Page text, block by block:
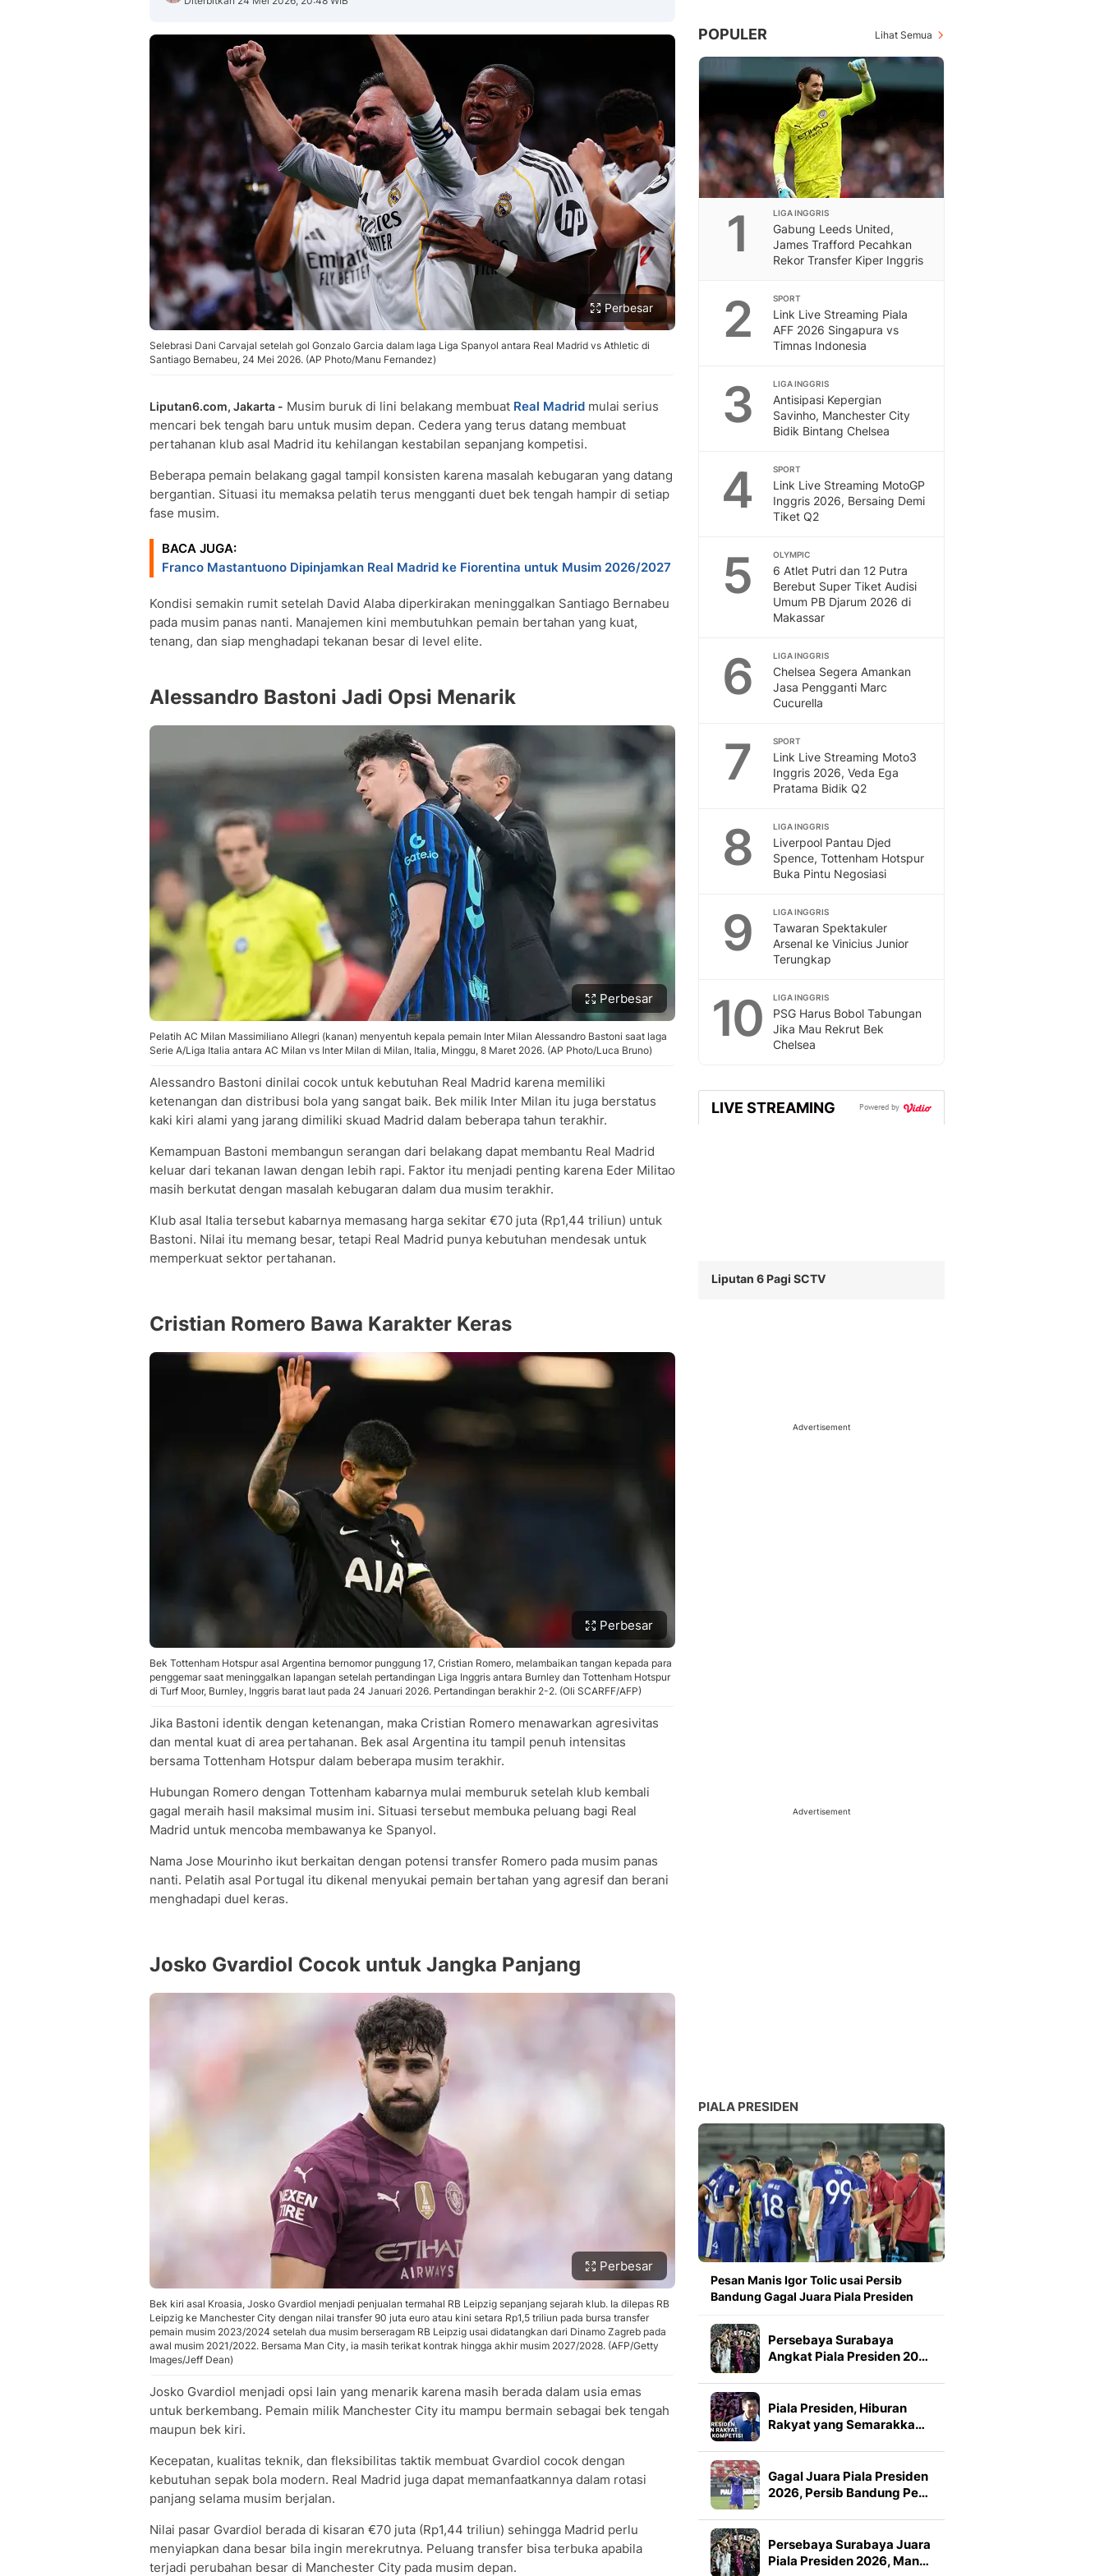
Perbesar
Selebrasi Dani Carvajal setelah gol Gonzalo Garcia dalam laga Liga Spanyol antara Real Madrid vs Athletic di
Santiago Bernabeu, 24 Mei 2026. (AP Photo/Manu Fernandez)
Liputan6.com, Jakarta - Musim buruk di lini belakang membuat Real Madrid mulai serius
mencari bek tengah baru untuk musim depan. Cedera yang terus datang membuat
pertahanan klub asal Madrid itu kehilangan kestabilan sepanjang kompetisi.
Beberapa pemain belakang gagal tampil konsisten karena masalah kebugaran yang datang
bergantian. Situasi itu memaksa pelatih terus mengganti duet bek tengah hampir di setiap
fase musim.
BACA JUGA:
Franco Mastantuono Dipinjamkan Real Madrid ke Fiorentina untuk Musim 2026/2027
Kondisi semakin rumit setelah David Alaba diperkirakan meninggalkan Santiago Bernabeu
pada musim panas nanti. Manajemen kini membutuhkan pemain bertahan yang kuat,
tenang, dan siap menghadapi tekanan besar di level elite.
Alessandro Bastoni Jadi Opsi Menarik
Perbesar
Pelatih AC Milan Massimiliano Allegri (kanan) menyentuh kepala pemain Inter Milan Alessandro Bastoni saat laga
Serie A/Liga Italia antara AC Milan vs Inter Milan di Milan, Italia, Minggu, 8 Maret 2026. (AP Photo/Luca Bruno)
Alessandro Bastoni dinilai cocok untuk kebutuhan Real Madrid karena memiliki
ketenangan dan distribusi bola yang sangat baik. Bek milik Inter Milan itu juga berstatus
kaki kiri alami yang jarang dimiliki skuad Madrid dalam beberapa tahun terakhir.
Kemampuan Bastoni membangun serangan dari belakang dapat membantu Real Madrid
keluar dari tekanan lawan dengan lebih rapi. Faktor itu menjadi penting karena Eder Militao
masih berkutat dengan masalah kebugaran dalam dua musim terakhir.
Klub asal Italia tersebut kabarnya memasang harga sekitar €70 juta (Rp1,44 triliun) untuk
Bastoni. Nilai itu memang besar, tetapi Real Madrid punya kebutuhan mendesak untuk
memperkuat sektor pertahanan.
Cristian Romero Bawa Karakter Keras
Perbesar
Bek Tottenham Hotspur asal Argentina bernomor punggung 17, Cristian Romero, melambaikan tangan kepada para
penggemar saat meninggalkan lapangan setelah pertandingan Liga Inggris antara Burnley dan Tottenham Hotspur
di Turf Moor, Burnley, Inggris barat laut pada 24 Januari 2026. Pertandingan berakhir 2-2. (Oli SCARFF/AFP)
Jika Bastoni identik dengan ketenangan, maka Cristian Romero menawarkan agresivitas
dan mental kuat di area pertahanan. Bek asal Argentina itu tampil penuh intensitas
bersama Tottenham Hotspur dalam beberapa musim terakhir.
Hubungan Romero dengan Tottenham kabarnya mulai memburuk setelah klub kembali
gagal meraih hasil maksimal musim ini. Situasi tersebut membuka peluang bagi Real
Madrid untuk mencoba membawanya ke Spanyol.
Nama Jose Mourinho ikut berkaitan dengan potensi transfer Romero pada musim panas
nanti. Pelatih asal Portugal itu dikenal menyukai pemain bertahan yang agresif dan berani
menghadapi duel keras.
Josko Gvardiol Cocok untuk Jangka Panjang
Perbesar
Bek kiri asal Kroasia, Josko Gvardiol menjadi penjualan termahal RB Leipzig sepanjang sejarah klub. Ia dilepas RB
Leipzig ke Manchester City dengan nilai transfer 90 juta euro atau kini setara Rp1,5 triliun pada bursa transfer
pemain musim 2023/2024 setelah dua musim berseragam RB Leipzig usai didatangkan dari Dinamo Zagreb pada
awal musim 2021/2022. Bersama Man City, ia masih terikat kontrak hingga akhir musim 2027/2028. (AFP/Getty
Images/Jeff Dean)
Josko Gvardiol menjadi opsi lain yang menarik karena masih berada dalam usia emas
untuk berkembang. Pemain milik Manchester City itu mampu bermain sebagai bek tengah
maupun bek kiri.
Kecepatan, kualitas teknik, dan fleksibilitas taktik membuat Gvardiol cocok dengan
kebutuhan sepak bola modern. Real Madrid juga dapat memanfaatkannya dalam rotasi
panjang selama musim berjalan.
Nilai pasar Gvardiol berada di kisaran €70 juta (Rp1,44 triliun) sehingga Madrid perlu
menyiapkan dana besar bila ingin merekrutnya. Peluang transfer bisa terbuka apabila
terjadi perubahan besar di Manchester City pada musim depan.
POPULER Lihat Semua
1 LIGA INGGRIS
Gabung Leeds United,
James Trafford Pecahkan
Rekor Transfer Kiper Inggris
2 SPORT
Link Live Streaming Piala
AFF 2026 Singapura vs
Timnas Indonesia
3 LIGA INGGRIS
Antisipasi Kepergian
Savinho, Manchester City
Bidik Bintang Chelsea
4 SPORT
Link Live Streaming MotoGP
Inggris 2026, Bersaing Demi
Tiket Q2
5 OLYMPIC
6 Atlet Putri dan 12 Putra
Berebut Super Tiket Audisi
Umum PB Djarum 2026 di
Makassar
6 LIGA INGGRIS
Chelsea Segera Amankan
Jasa Pengganti Marc
Cucurella
7 SPORT
Link Live Streaming Moto3
Inggris 2026, Veda Ega
Pratama Bidik Q2
8 LIGA INGGRIS
Liverpool Pantau Djed
Spence, Tottenham Hotspur
Buka Pintu Negosiasi
9 LIGA INGGRIS
Tawaran Spektakuler
Arsenal ke Vinicius Junior
Terungkap
10 LIGA INGGRIS
PSG Harus Bobol Tabungan
Jika Mau Rekrut Bek
Chelsea
LIVE STREAMING Powered by
Liputan 6 Pagi SCTV
Advertisement
Advertisement
PIALA PRESIDEN
Pesan Manis Igor Tolic usai Persib
Bandung Gagal Juara Piala Presiden
Persebaya Surabaya
Angkat Piala Presiden 20…
Piala Presiden, Hiburan
Rakyat yang Semarakka…
Gagal Juara Piala Presiden
2026, Persib Bandung Pe…
Persebaya Surabaya Juara
Piala Presiden 2026, Man…